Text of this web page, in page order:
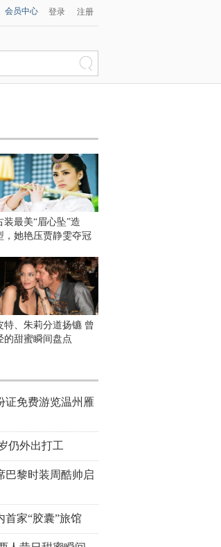
会员中心 登录 注册
装最美“眉心坠”造
，她艳压贾静雯夺冠
特、朱莉分道扬镳 曾
的甜蜜瞬间盘点
证免费游览温州雁
仍外出打工
巴黎时装周酷帅启
首家“胶囊”旅馆